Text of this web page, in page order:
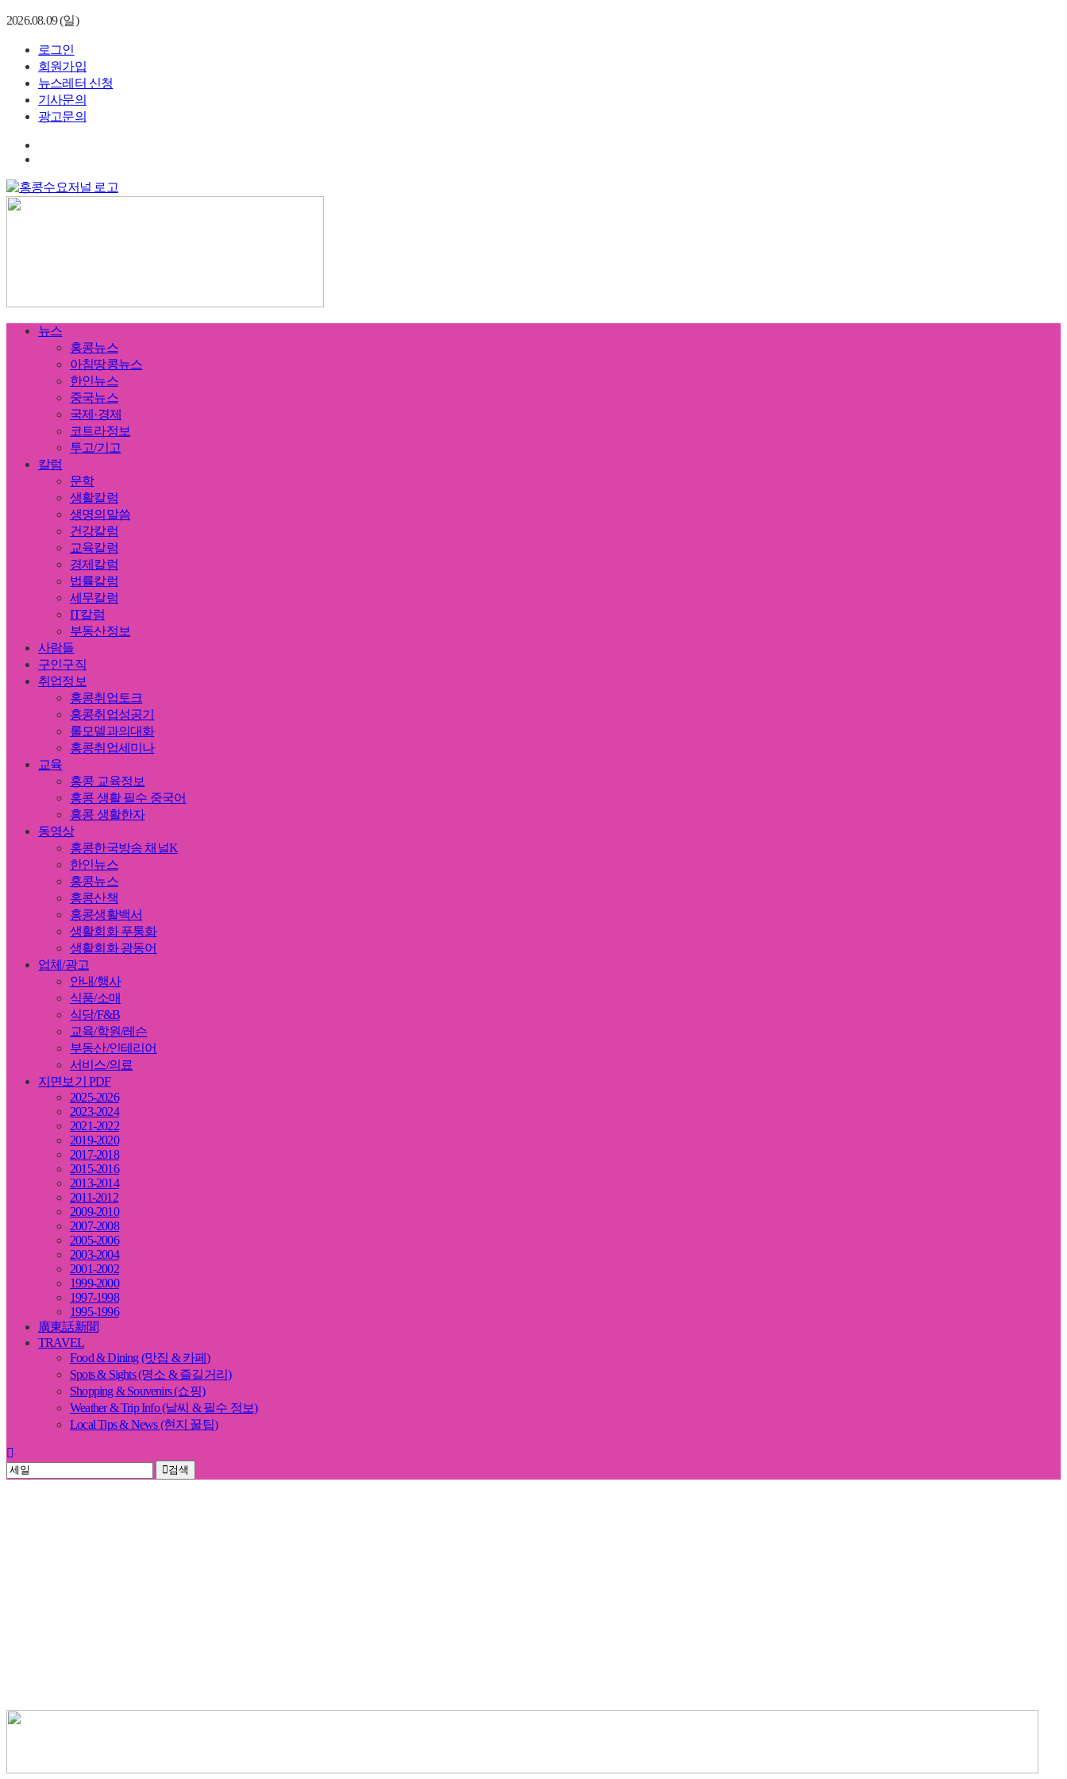
2026.08.09 (일)
로그인
회원가입
뉴스레터 신청
기사문의
광고문의
뉴스
홍콩뉴스
아침땅콩뉴스
한인뉴스
중국뉴스
국제·경제
코트라정보
투고/기고
칼럼
문학
생활칼럼
생명의말씀
건강칼럼
교육칼럼
경제칼럼
법률칼럼
세무칼럼
IT칼럼
부동산정보
사람들
구인구직
취업정보
홍콩취업토크
홍콩취업성공기
롤모델과의대화
홍콩취업세미나
교육
홍콩 교육정보
홍콩 생활 필수 중국어
홍콩 생활한자
동영상
홍콩한국방송 채널K
한인뉴스
홍콩뉴스
홍콩산책
홍콩생활백서
생활회화 푸통화
생활회화 광동어
업체/광고
안내/행사
식품/소매
식당/F&B
교육/학원/레슨
부동산/인테리어
서비스/의료
지면보기 PDF
2025-2026
2023-2024
2021-2022
2019-2020
2017-2018
2015-2016
2013-2014
2011-2012
2009-2010
2007-2008
2005-2006
2003-2004
2001-2002
1999-2000
1997-1998
1995-1996
廣東話新聞
TRAVEL
Food & Dining (맛집 & 카페)
Spots & Sights (명소 & 즐길거리)
Shopping & Souvenirs (쇼핑)
Weather & Trip Info (날씨 & 필수 정보)
Local Tips & News (현지 꿀팁)
검색